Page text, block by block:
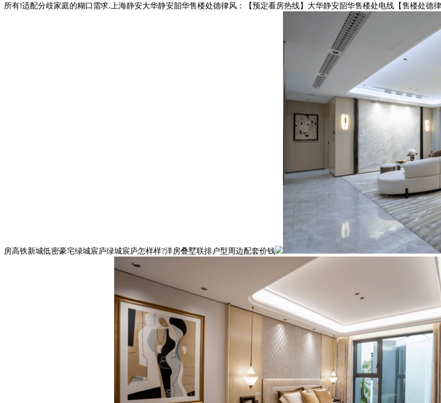
所有!适配分歧家庭的糊口需求.上海静安大华静安韶华售楼处德律风：【预定看房热线】大华静安韶华售楼处电线【售楼处德
房高铁新城低密豪宅绿城宸庐绿城宸庐怎样样?洋房叠墅联排户型周边配套价钱